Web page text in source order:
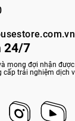
24/7
mong đợi nhận
cấp trải nghiệm dịch